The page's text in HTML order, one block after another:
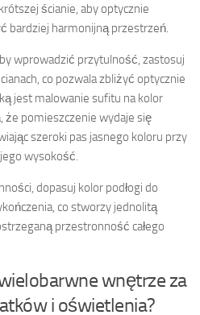
ścianie, aby optycznie
bardziej harmonijną przestrzeń.
wprowadzić przytulność, zastosuj
co pozwala zbliżyć optycznie
jest malowanie sufitu na kolor
że pomieszczenie wydaje się
szeroki pas jasnego koloru przy
wysokość.
dopasuj kolor podłogi do
co stworzy jednolitą
przestronność całego
wnętrze za
i oświetlenia?